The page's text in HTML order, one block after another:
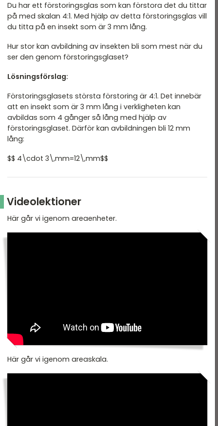
Du har ett förstoringsglas som kan förstora det du tittar
på med skalan 4:1. Med hjälp av detta förstoringsglas vill
du titta på en insekt som är 3 mm lång.
Hur stor kan avbildning av insekten bli som mest när du
ser den genom förstoringsglaset?
Lösningsförslag:
Förstoringsglasets största förstoring är 4:1. Det innebär
att en insekt som är 3 mm lång i verkligheten kan
avbildas som 4 gånger så lång med hjälp av
förstoringsglaset. Därför kan avbildningen bli 12 mm
lång:
$$ 4\cdot 3\,mm=12\,mm$$
Videolektioner
Här går vi igenom areaenheter.
Här går vi igenom areaskala.